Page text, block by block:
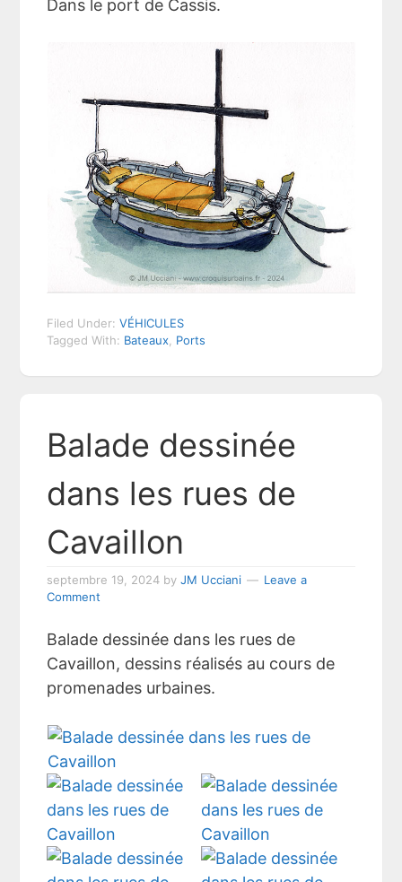
Dans le port de Cassis.
Filed Under:VÉHICULES
Tagged With: Bateaux Ports
Balade dessinée
dans les rues de
Cavaillon
septembre 19, 2024 byJM Ucciani
Leave a
Comment
Balade dessinée dans les rues de
Cavaillon, dessins réalisés au cours de
promenades urbaines.